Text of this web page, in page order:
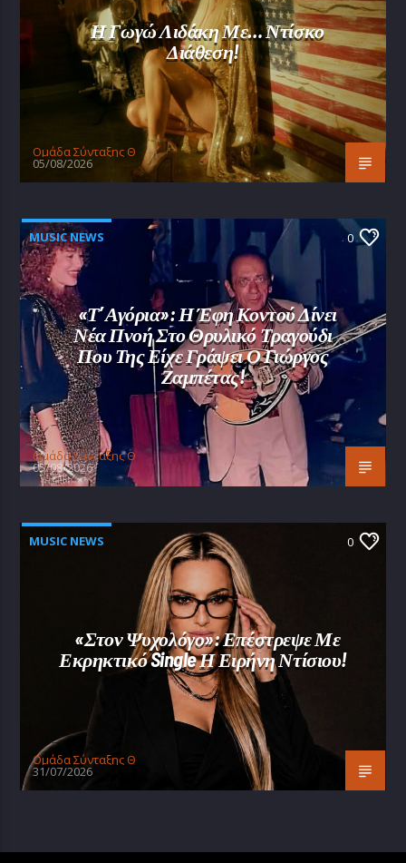
Η Γωγώ Λιδάκη Με… Ντίσκο
Διάθεση!
Oμάδα Σύνταξης Θ
05/08/2026
MUSIC NEWS 0
«Τ’ Αγόρια»: Η Έφη Κοντού Δίνει
Νέα Πνοή Στο Θρυλικό Τραγούδι
Που Της Είχε Γράψει Ο Γιώργος
Ζαμπέτας!
Oμάδα Σύνταξης Θ
05/08/2026
MUSIC NEWS 0
«Στον Ψυχολόγο»: Επέστρεψε Με
Εκρηκτικό Single Η Ειρήνη Ντίσιου!
Oμάδα Σύνταξης Θ
31/07/2026